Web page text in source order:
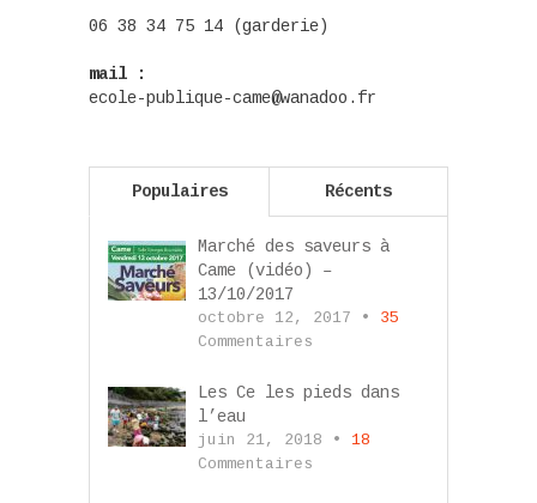
06 38 34 75 14 (garderie)
mail :
ecole-publique-came@wanadoo.fr
Populaires Récents
Marché des saveurs à
Came (vidéo) –
13/10/2017
octobre 12, 2017 • 35
Commentaires
Les Ce les pieds dans
l’eau
juin 21, 2018 • 18
Commentaires